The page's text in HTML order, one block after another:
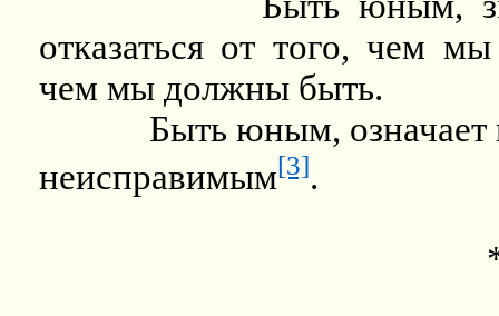
отказаться от того, чем
чем мы должны быть.
Быть юным, означает
неисправимым[3].